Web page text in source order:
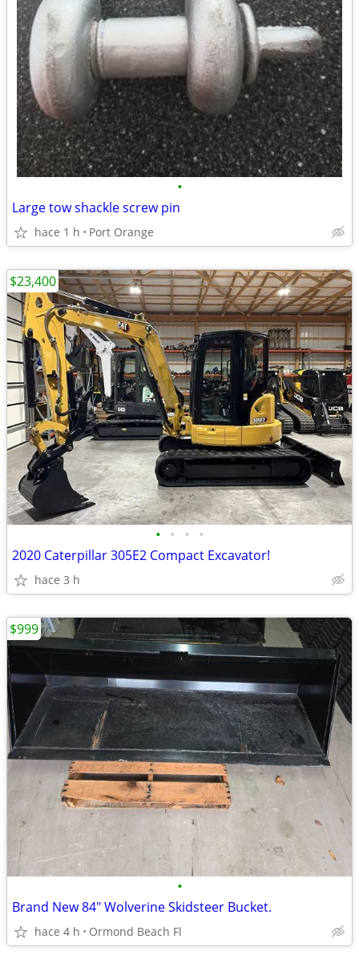
•
Large tow shackle screw pin
hace 1 h Port Orange
• • • •
2020 Caterpillar 305E2 Compact Excavator!
hace 3 h
$23,400
•
Brand New 84" Wolverine Skidsteer Bucket.
hace 4 h Ormond Beach Fl
$999